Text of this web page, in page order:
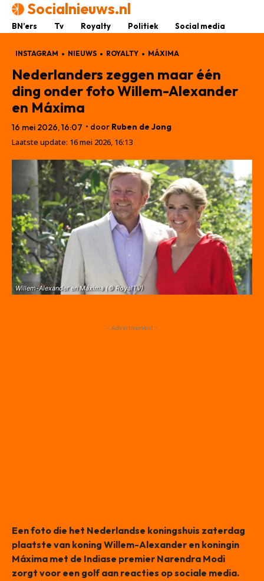
Socialnieuws.nl
BN’ers Tv Royalty Politiek Social media
INSTAGRAM NIEUWS ROYALTY MÁXIMA
Nederlanders zeggen maar één
ding onder foto Willem-Alexander
en Máxima
16 mei 2026, 16:07 • door Ruben de Jong
Laatste update: 16 mei 2026, 16:13
Willem-Alexander en Máxima (© RoyalTV)
- Advertisement -
Een foto die het Nederlandse koningshuis zaterdag
plaatste van koning Willem-Alexander en koningin
Máxima met de Indiase premier Narendra Modi
zorgt voor een golf aan reacties op sociale media.